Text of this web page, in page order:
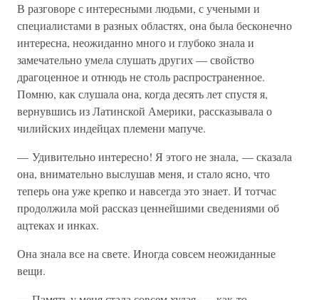
В разговоре с интересными людьми, с учеными и
специалистами в разных областях, она была бесконечно
интересна, неожиданно много и глубоко знала и
замечательно умела слушать других — свойство
драгоценное и отнюдь не столь распространенное.
Помню, как слушала она, когда десять лет спустя я,
вернувшись из Латинской Америки, рассказывала о
чилийских индейцах племени мапуче.
— Удивительно интересно! Я этого не знала, — сказала
она, внимательно выслушав меня, и стало ясно, что
теперь она уже крепко и навсегда это знает. И тотчас
продолжила мой рассказ ценнейшими сведениями об
ацтеках и инках.
Она знала все на свете. Иногда совсем неожиданные
вещи.